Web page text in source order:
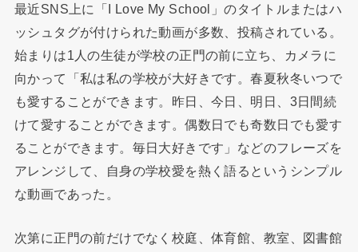
最近SNS上に「I Love My School」のタイトルまたはハ
ッシュタグが付けられた動画が多数、投稿されている。
始まりは1人の生徒が学校の正門の前に立ち、カメラに
向かって「私は私の学校が大好きです。春夏秋冬いつで
も愛することができます。昨日、今日、明日、3日間続
けて愛することができます。偶数日でも奇数日でも愛す
ることができます。毎日大好きです」などのフレーズを
アレンジして、自身の学校愛を熱く語るというシンプル
な動画であった。
次第に正門の前だけでなく校庭、体育館、教室、図書館